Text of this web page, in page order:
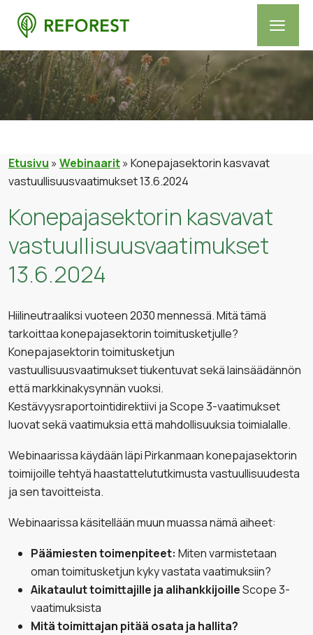
Etusivu » Webinaarit» Konepajasektorin kasvavat
vastuullisuusvaatimukset 13.6.2024
Konepajasektorin kasvavat
vastuullisuusvaatimukset
13.6.2024
Hiilineutraaliksi vuoteen 2030 mennessä. Mitä tämä
tarkoittaa konepajasektorin toimitusketjulle?
Konepajasektorin toimitusketjun
vastuullisuusvaatimukset tiukentuvat sekä lainsäädännön
että markkinakysynnän vuoksi.
Kestävyysraportointidirektiivi ja Scope 3-vaatimukset
luovat sekä vaatimuksia että mahdollisuuksia toimialalle.
Webinaarissa käydään läpi Pirkanmaan konepajasektorin
toimijoille tehtyä haastattelututkimusta vastuullisuudesta
ja sen tavoitteista.
Webinaarissa käsitellään muun muassa nämä aiheet:
Päämiesten toimenpiteet: Miten varmistetaan
oman toimitusketjun kyky vastata vaatimuksiin?
Aikataulut toimittajille ja alihankkijoilleScope 3-
vaatimuksista
Mitä toimittajan pitää osata ja hallita?